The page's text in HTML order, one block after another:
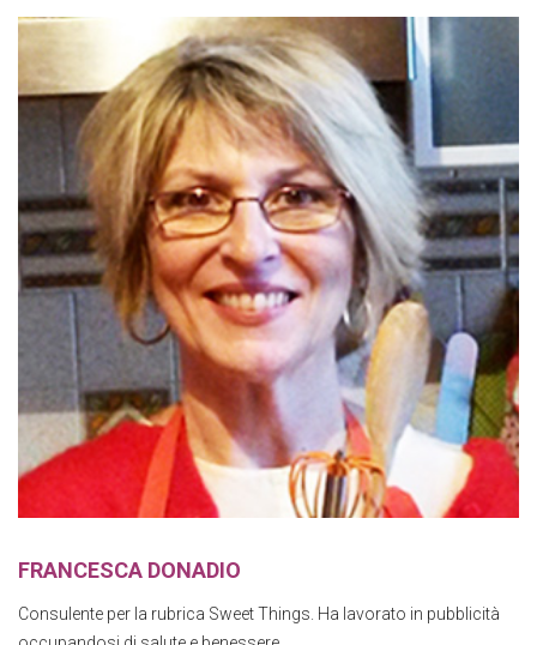
FRANCESCA DONADIO
Consulente per la rubrica Sweet Things. Ha lavorato in pubblicità